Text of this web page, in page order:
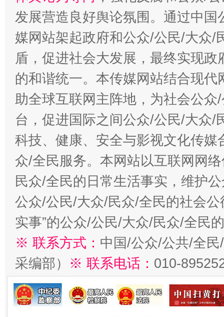
发展营造良好舆论氛围。通过中
媒网站架起政府和公众/公民/大众/
盾，促进社会大发展，最终实现
的和谐统一。本传媒网站结合现
助全球互联网主阵地，为社会公
台，促进国际之间公众/公民/大众/
科技、健康、安全与影视文化传
众/全民服务。本网站以互联网网
民众/全民的日常生活事实，维护
公众/公民/大众/民众/全民的社会公
实事”的公众/公民/大众/民众/全民
※ 联系方式： 中国/公众/公共/全
采编部） ※ 联系电话： 010-